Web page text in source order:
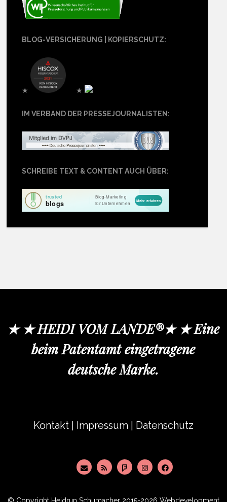
BLOG-VERSICHERUNG | KOPIERSCHUTZ:
★ ★
IM VERBAND DER PRESSEJOURNALISTEN:
SCHREIBE TEXT & CONTENT AUCH ÜBER:
★ ★ HEIDI VOM LANDE®★ ★ Eine
beim Patentamt eingetragene
deutsche Marke.
Kontakt Impressum Datenschutz
© Copyright Heidrun Schumacher 2015-2026 Webdevelopment